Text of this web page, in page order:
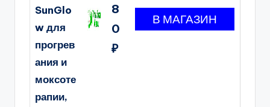
SunGlo
w для
прогрев
ания и
моксоте
рапии,
8
0
₽